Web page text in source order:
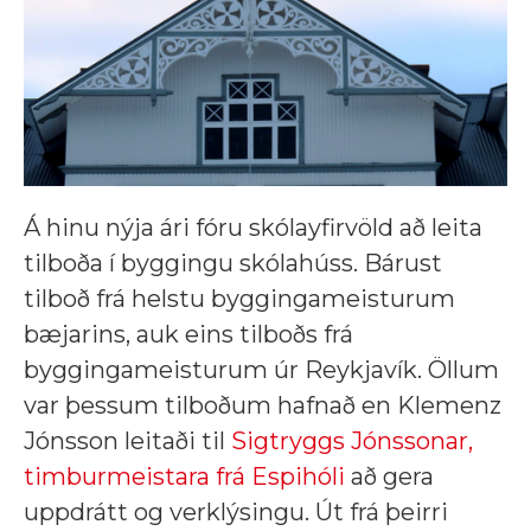
Á hinu nýja ári fóru skólayfirvöld að leita
tilboða í byggingu skólahúss. Bárust
tilboð frá helstu byggingameisturum
bæjarins, auk eins tilboðs frá
byggingameisturum úr Reykjavík. Öllum
var þessum tilboðum hafnað en Klemenz
Jónsson leitaði til Sigtryggs Jónssonar,
timburmeistara frá Espihóli að gera
uppdrátt og verklýsingu. Út frá þeirri